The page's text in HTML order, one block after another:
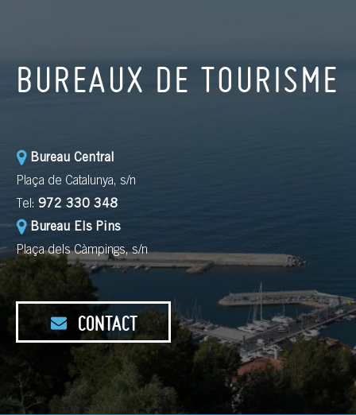
BUREAUX DE TOURISME
Bureau Central
Plaça de Catalunya, s/n
Tel: 972 330 348
Bureau Els Pins
Plaça dels Càmpings, s/n
CONTACT